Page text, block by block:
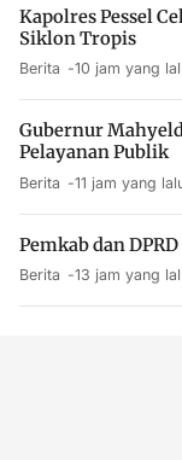
Kapolres Pessel
Siklon Tropis
Berita 10 jam yang
Gubernur
Pelayanan Publik
Berita 11 jam yang
Pemkab dan
Berita 13 jam yang